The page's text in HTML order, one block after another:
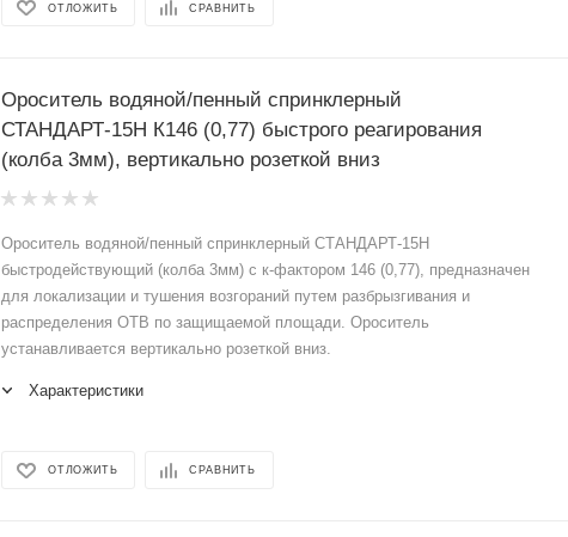
ОТЛОЖИТЬ СРАВНИТЬ
Ороситель водяной/пенный спринклерный
СТАНДАРТ-15Н К146 (0,77) быстрого реагирования
(колба 3мм), вертикально розеткой вниз
Ороситель водяной/пенный спринклерный СТАНДАРТ-15Н
быстродействующий (колба 3мм) с к-фактором 146 (0,77), предназначен
для локализации и тушения возгораний путем разбрызгивания и
распределения ОТВ по защищаемой площади. Ороситель
устанавливается вертикально розеткой вниз.
Характеристики
ОТЛОЖИТЬ СРАВНИТЬ